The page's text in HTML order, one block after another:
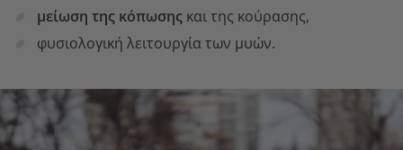
μείωση της κόπωσης και της κούρασης,
φυσιολογική λειτουργία των μυών.